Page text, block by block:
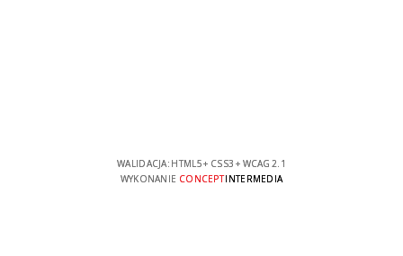
WALIDACJA: HTML5+ CSS3 + WCAG 2.1
WYKONANIE CONCEPTINTERMEDIA